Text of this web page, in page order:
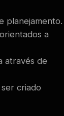
planejamento.
a
através de
criado